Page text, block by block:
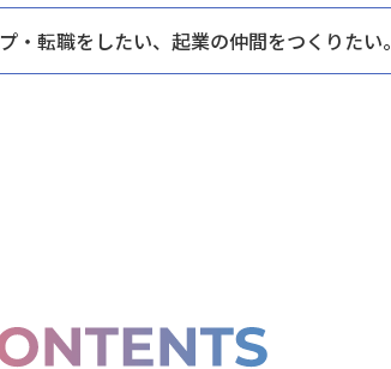
・ 転職をしたい、起業の仲間をつくりたい。